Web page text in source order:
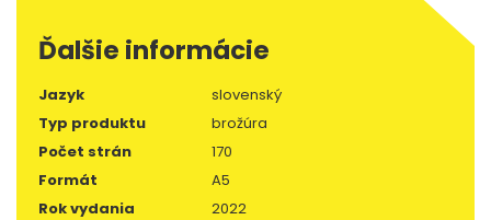
Ďalšie informácie
Jazyk
slovenský
Typ produktu
brožúra
Počet strán
170
Formát
A5
Rok vydania
2022